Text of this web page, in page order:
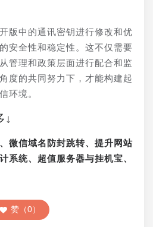
版中的通讯密钥进行修改和优
安全性和稳定性。这不仅需要
管理和政策层面进行配合和监
度的共同努力下，才能构建起
环境。
↓
微信域名防封跳转、提升网站
系统、超值服务器与挂机宝、
赞（0）